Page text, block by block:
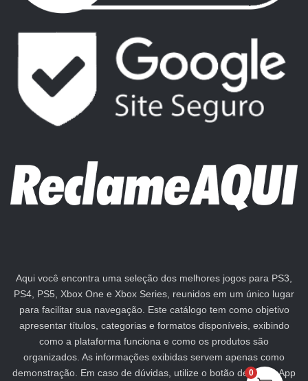
Aqui você encontra uma seleção dos melhores jogos para PS3,
PS4, PS5, Xbox One e Xbox Series, reunidos em um único lugar
para facilitar sua navegação. Este catálogo tem como objetivo
apresentar títulos, categorias e formatos disponíveis, exibindo
como a plataforma funciona e como os produtos são
organizados. As informações exibidas servem apenas como
demonstração. Em caso de dúvidas, utilize o botão de WhatsApp
0